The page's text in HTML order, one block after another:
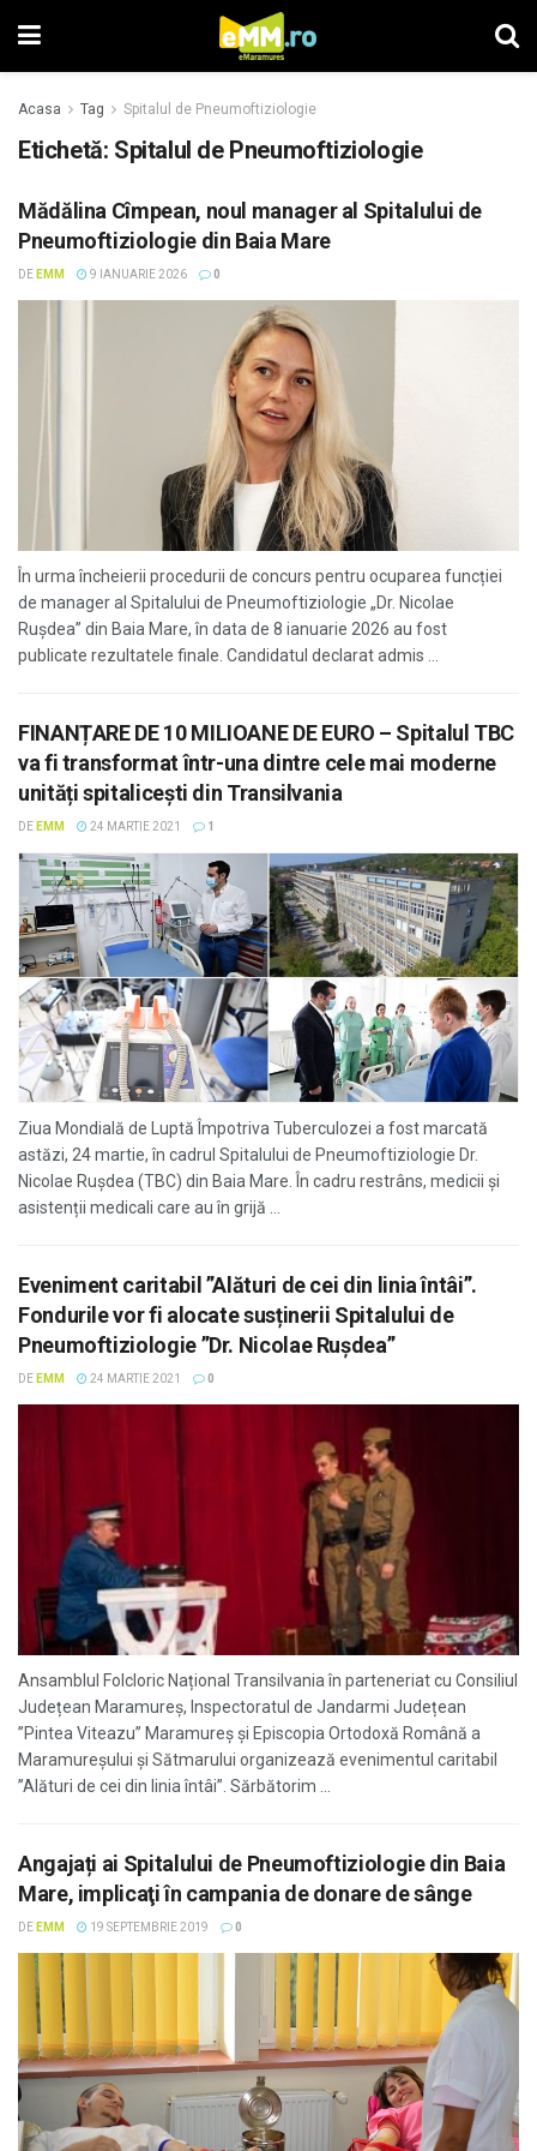
Acasa Tag Spitalul de Pneumoftiziologie
Etichetă: Spitalul de Pneumoftiziologie
Mădălina Cîmpean, noul manager al Spitalului de
Pneumoftiziologie din Baia Mare
DE EMM 9 IANUARIE 2026 0
În urma încheierii procedurii de concurs pentru ocuparea funcției
de manager al Spitalului de Pneumoftiziologie „Dr. Nicolae
Rușdea” din Baia Mare, în data de 8 ianuarie 2026 au fost
publicate rezultatele finale. Candidatul declarat admis ...
FINANȚARE DE 10 MILIOANE DE EURO – Spitalul TBC
va fi transformat într-una dintre cele mai moderne
unități spitalicești din Transilvania
DE EMM 24 MARTIE 2021 1
Ziua Mondială de Luptă Împotriva Tuberculozei a fost marcată
astăzi, 24 martie, în cadrul Spitalului de Pneumoftiziologie Dr.
Nicolae Rușdea (TBC) din Baia Mare. În cadru restrâns, medicii și
asistenții medicali care au în grijă ...
Eveniment caritabil ”Alături de cei din linia întâi”.
Fondurile vor fi alocate susținerii Spitalului de
Pneumoftiziologie ”Dr. Nicolae Rușdea”
DE EMM 24 MARTIE 2021 0
Ansamblul Folcloric Național Transilvania în parteneriat cu Consiliul
Județean Maramureș, Inspectoratul de Jandarmi Județean
”Pintea Viteazu” Maramureș și Episcopia Ortodoxă Română a
Maramureșului și Sătmarului organizează evenimentul caritabil
”Alături de cei din linia întâi”. Sărbătorim ...
Angajați ai Spitalului de Pneumoftiziologie din Baia
Mare, implicaţi în campania de donare de sânge
DE EMM 19 SEPTEMBRIE 2019 0